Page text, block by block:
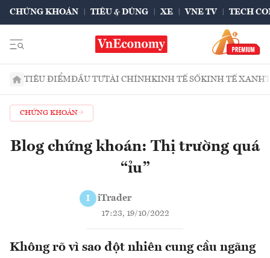
CHỨNG KHOÁN TIÊU & DÙNG XE VNE TV TECH
TIÊU ĐIỂMĐẦU TƯTÀI CHÍNHKINH TẾ SỐKINH TẾ XANH
CHỨNG KHOÁN
Blog chứng khoán: Thị trường quá
“ỉu”
I iTrader
17:23, 19/10/2022
Không rõ vì sao đột nhiên cung cầu ngãng